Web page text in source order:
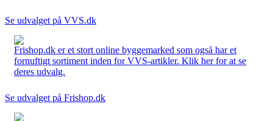
Se udvalget på VVS.dk
Frishop.dk er et stort online byggemarked som også har et
fornuftigt sortiment inden for VVS-artikler. Klik her for at se
deres udvalg.
Se udvalget på Frishop.dk